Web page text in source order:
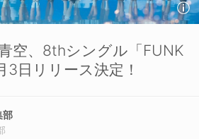
空、8thシングル「FUNK
3日リリース決定！
部